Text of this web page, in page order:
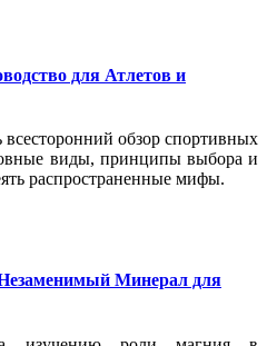
для Атлетов и
всесторонний обзор спортивных
виды, принципы выбора и
распространенные мифы.
Минерал для